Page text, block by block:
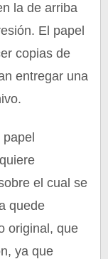
la de arriba
El papel
copias de
entregar una
el cual se
quede
original, que
ya que